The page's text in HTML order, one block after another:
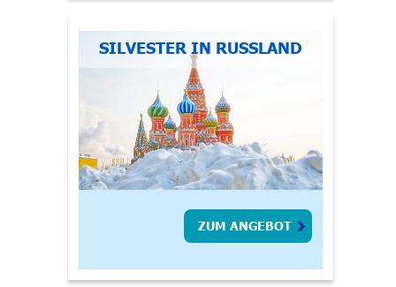
SILVESTER IN RUSSLAND
ZUM ANGEBOT